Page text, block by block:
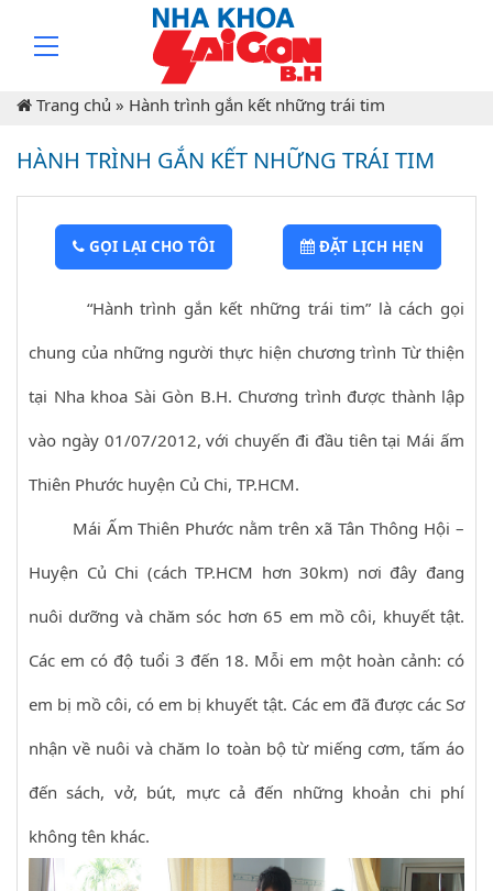
Trang chủ » Hành trình gắn kết những trái tim
HÀNH TRÌNH GẮN KẾT NHỮNG TRÁI TIM
GỌI LẠI CHO TÔI ĐẶT LỊCH HẸN
“Hành trình gắn kết những trái tim” là cách gọi
chung của những người thực hiện chương trình Từ thiện
tại Nha khoa Sài Gòn B.H. Chương trình được thành lập
vào ngày 01/07/2012, với chuyến đi đầu tiên tại Mái ấm
Thiên Phước huyện Củ Chi, TP.HCM.
Mái Ấm Thiên Phước nằm trên xã Tân Thông Hội –
Huyện Củ Chi (cách TP.HCM hơn 30km) nơi đây đang
nuôi dưỡng và chăm sóc hơn 65 em mồ côi, khuyết tật.
Các em có độ tuổi 3 đến 18. Mỗi em một hoàn cảnh: có
em bị mồ côi, có em bị khuyết tật. Các em đã được các Sơ
nhận về nuôi và chăm lo toàn bộ từ miếng cơm, tấm áo
đến sách, vở, bút, mực cả đến những khoản chi phí
không tên khác.